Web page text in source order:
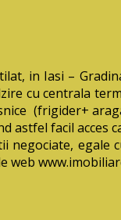
in Iasi –
cu centrala
(frigider+
astfel facil acces
egale
web